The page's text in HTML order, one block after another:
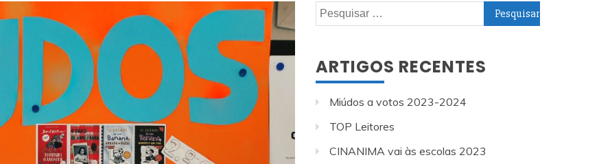
MIBE 2023
Pesquisar
ARTIGOS RECENTES
Miúdos a votos 2023-2024
TOP Leitores
CINANIMA vai às escolas 2023